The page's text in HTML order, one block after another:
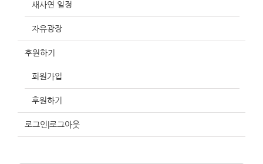
새사연 일정
자유광장
후원하기
회원가입
후원하기
로그인|로그아웃